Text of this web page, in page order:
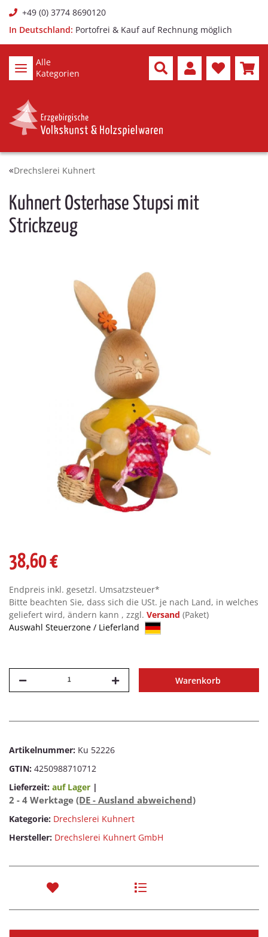
+49 (0) 3774 8690120
In Deutschland: Portofrei & Kauf auf Rechnung möglich
Alle
Kategorien
Drechslerei Kuhnert
Kuhnert Osterhase Stupsi mit
Strickzeug
38,60 €
Endpreis inkl. gesetzl. Umsatzsteuer*
Bitte beachten Sie, dass sich die USt. je nach Land, in welches
geliefert wird, ändern kann , zzgl. Versand (Paket)
Auswahl Steuerzone / Lieferland
Warenkorb
Artikelnummer: Ku 52226
GTIN: 4250988710712
Lieferzeit: auf Lager |
2 - 4 Werktage (DE - Ausland abweichend)
Kategorie: Drechslerei Kuhnert
Hersteller: Drechslerei Kuhnert GmbH